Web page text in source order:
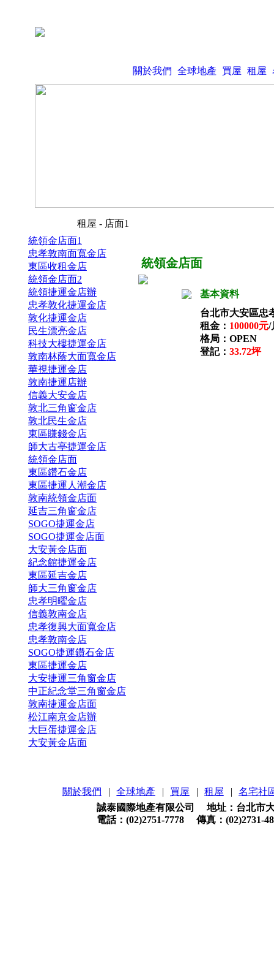
關於我們 全球地產 買屋 租屋
租屋 - 店面1
統領金店面1
忠孝敦南面寬金店
東區收租金店
統領金店面2
統領捷運金店辦
忠孝敦化捷運金店
敦化捷運金店
民生漂亮金店
科技大樓捷運金店
敦南林蔭大面寬金店
華視捷運金店
敦南捷運店辦
信義大安金店
敦北三角窗金店
敦北民生金店
東區賺錢金店
師大古亭捷運金店
統領金店面
東區鑽石金店
東區捷運人潮金店
敦南統領金店面
延吉三角窗金店
SOGO捷運金店
SOGO捷運金店面
大安黃金店面
紀念館捷運金店
東區延吉金店
師大三角窗金店
忠孝明曜金店
信義敦南金店
忠孝復興大面寬金店
忠孝敦南金店
SOGO捷運鑽石金店
東區捷運金店
大安捷運三角窗金店
中正紀念堂三角窗金店
敦南捷運金店面
松江南京金店辦
大巨蛋捷運金店
大安黃金店面
統領金店面
基本資料
台北市大安區忠
租金： 100000元/
格局：OPEN
登記： 33.72坪
關於我們 | 全球地產 | 買屋 | 租屋 |
名宅社
誠泰國際地產有限公司 地址：台北市
電話：(02)2751-7778 傳真：(02)2731-